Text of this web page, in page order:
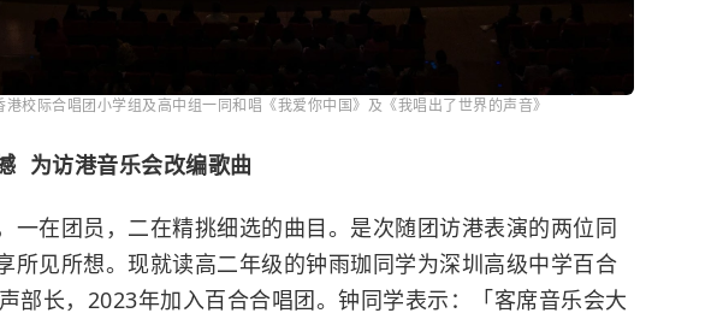
港校际合唱团小学组及高中组一同和唱《我爱你中国》及《我唱出了世界的声音》
为访港音乐会改编歌曲
一在团员，二在精挑细选的曲目。是次随团访港表演的两位同
所见所想。 现就读高二年级的钟雨珈同学为深圳高级中学百合
部长，2023年加入百合合唱团。钟同学表示：「客席音乐会大